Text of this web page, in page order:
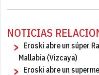
NOTICIAS
Eroski abre un súper
Mallabia (Vizcaya)
Eroski abre un